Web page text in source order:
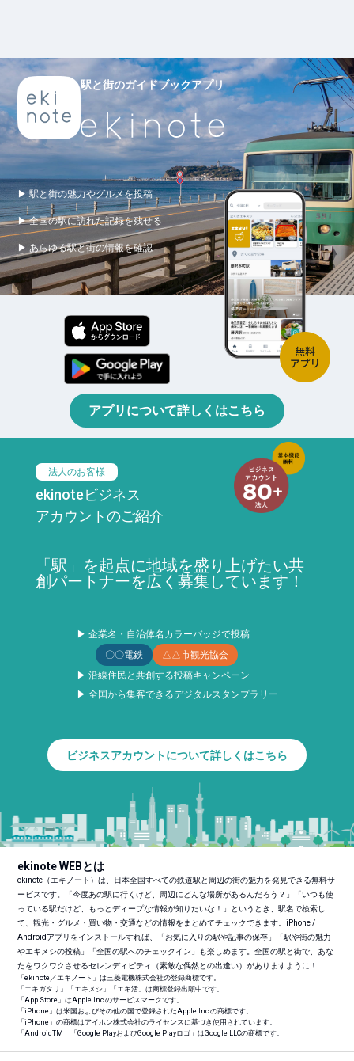
駅と街のガイドブックアプリ
▶ 駅と街の魅力やグルメを投稿
▶ 全国の駅に訪れた記録を残せる
▶ あらゆる駅と街の情報を確認
アプリについて詳しくはこちら
法人のお客様
ekinoteビジネス
アカウントのご紹介
「駅」を起点に地域を盛り上げたい共
創パートナーを広く募集しています！
▶ 企業名・自治体名カラーバッジで投稿
〇〇電鉄
△△市観光協会
▶ 沿線住民と共創する投稿キャンペーン
▶ 全国から集客できるデジタルスタンプラリー
ビジネスアカウントについて詳しくはこちら
ekinote WEBとは
ekinote（エキノート）は、日本全国すべての鉄道駅と周辺の街の魅力を発見できる無料サ
ービスです。「今度あの駅に行くけど、周辺にどんな場所があるんだろう？」「いつも使
っている駅だけど、もっとディープな情報が知りたいな！」というとき、駅名で検索し
て、観光・グルメ・買い物・交通などの情報をまとめてチェックできます。iPhone /
Androidアプリをインストールすれば、「お気に入りの駅や記事の保存」「駅や街の魅力
やエキメシの投稿」「全国の駅へのチェックイン」も楽しめます。全国の駅と街で、あな
たをワクワクさせるセレンディピティ（素敵な偶然との出逢い）がありますように！
「ekinote／エキノート」は三菱電機株式会社の登録商標です。
「エキガタリ」「エキメシ」「エキ活」は商標登録出願中です。
「App Store」はApple Inc.のサービスマークです。
「iPhone」は米国およびその他の国で登録されたApple Inc.の商標です。
「iPhone」の商標はアイホン株式会社のライセンスに基づき使用されています。
「AndroidTM 」「Google PlayおよびGoogle Playロゴ」はGoogle LLCの商標です。